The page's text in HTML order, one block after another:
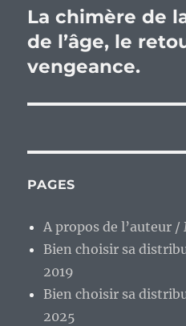
Publication
suivante :
La chimère de
de l’âge, le
vengeance.
PAGES
A propos de l’auteur
Bien choisir sa
2019
Bien choisir sa
2025